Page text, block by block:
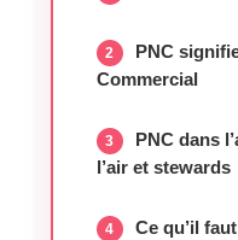
PNC
Commercial
PNC dans
l’air et stewards
Ce qu’il